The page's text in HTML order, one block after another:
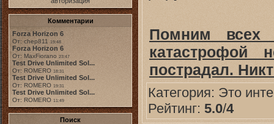
Комментарии
Forza Horizon 6
От: chep811 19:48
Forza Horizon 6
От: MaxFiorano 23:47
Test Drive Unlimited Sol...
От: ROMERO 18:31
Test Drive Unlimited Sol...
От: ROMERO 19:31
Test Drive Unlimited Sol...
От: ROMERO 11:49
Поиск
Помним всех
пострадал.
Категория: Это
Рейтинг: 5.0/4